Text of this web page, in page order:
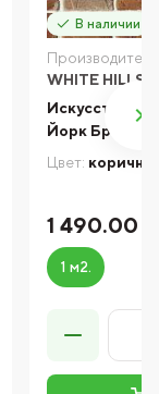
В наличии
WHITE HILLS
Йорк Брик
Цвет:
1 490.00 ₽
1 м2.